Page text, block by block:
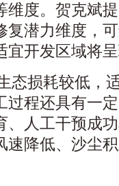
度。贺克斌
复潜力维度，
宜开发区域将
态损耗较低，
过程还具有一
、人工干预成
速降低、沙尘